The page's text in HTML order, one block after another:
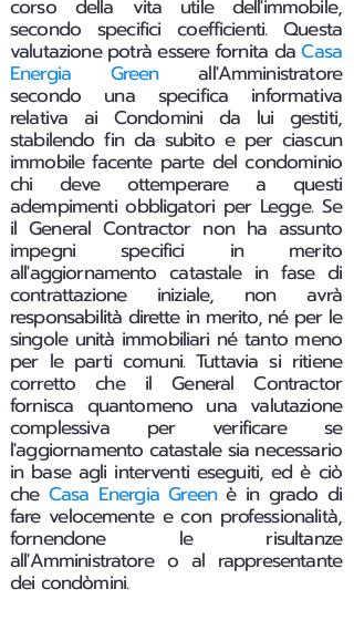
corso della vita utile dell'immobile,
secondo specifici coefficienti. Questa
valutazione potrà essere fornita daCasa
Energia Greenall'Amministratore
secondo una specifica informativa
relativa ai Condomini da lui gestiti,
stabilendo fin da subito e per ciascun
immobile facente parte del condominio
chi deve ottemperare a questi
adempimenti obbligatori per Legge. Se
il General Contractor non ha assunto
impegni specifici in merito
all'aggiornamento catastale in fase di
contrattazione iniziale, non avrà
responsabilità dirette in merito, né per le
singole unità immobiliari né tanto meno
per le parti comuni. Tuttavia si ritiene
corretto che il General Contractor
fornisca quantomeno una valutazione
complessiva per verificare se
l'aggiornamento catastale sia necessario
in base agli interventi eseguiti, ed è ciò
che Casa Energia Greenè in grado di
fare velocemente e con professionalità,
fornendone le risultanze
all'Amministratore o al rappresentante
dei condòmini.